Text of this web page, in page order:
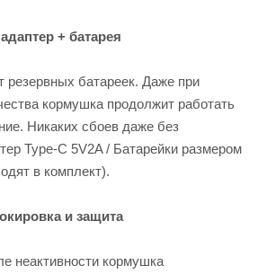
+ батарея
резервных батареек. Даже при
кормушка продолжит работать
Никаких сбоев даже без
Type-C 5V2A / Батарейки размером
в комплект).
и защита
неактивности кормушка